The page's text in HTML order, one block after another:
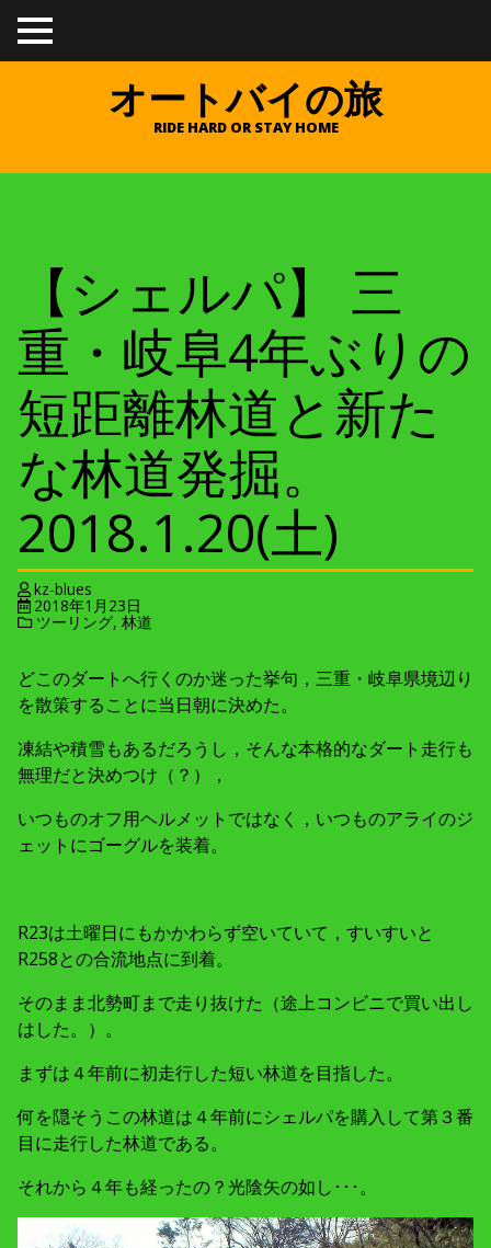
TO
GGL
オートバイの旅
RIDE HARD OR STAY HOME
【シェルパ】 三
重・岐阜4年ぶりの
短距離林道と新た
な林道発掘。
2018.1.20(土)
kz-blues
2018年1月23日
ツーリング,林道
どこのダートへ行くのか迷った挙句，三重・岐阜県境辺り
を散策することに当日朝に決めた。
凍結や積雪もあるだろうし，そんな本格的なダート走行も
無理だと決めつけ（？），
いつものオフ用ヘルメットではなく，いつものアライのジ
ェットにゴーグルを装着。
R23は土曜日にもかかわらず空いていて，すいすいと
R258との合流地点に到着。
そのまま北勢町まで走り抜けた（途上コンビニで買い出し
はした。）。
まずは４年前に初走行した短い林道を目指した。
何を隠そうこの林道は４年前にシェルパを購入して第３番
目に走行した林道である。
それから４年も経ったの？光陰矢の如し･･･。